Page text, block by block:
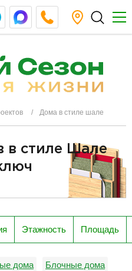
Дома в стиле шале
в стиле Шале
Этажность Площадь
дома Блочные дома